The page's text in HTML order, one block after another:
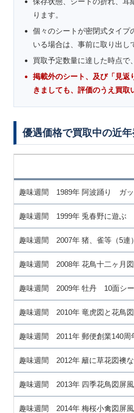
ります。
個々のシートが密閉式タイプ
いる場合は、事前に取り出し
買取予定数量に達した時点で
掲載外のシート、及び「見返
きましても、評価のうえ買取
優遇価格で買取中の近年
趣味週間 1989年 阿波踊り ガッ
趣味週間 1999年 兎春野に遊ぶ
趣味週間 2007年 猪、雀等（5連
趣味週間 2008年 花鳥十二ヶ月
趣味週間 2009年 牡丹 10面シー
趣味週間 2010年 竜虎図と花鳥
趣味週間 2011年 郵便創業140
趣味週間 2012年 籬に草花図襖
趣味週間 2013年 四季花鳥図屏
趣味週間 2014年 梅桜小禽図屏